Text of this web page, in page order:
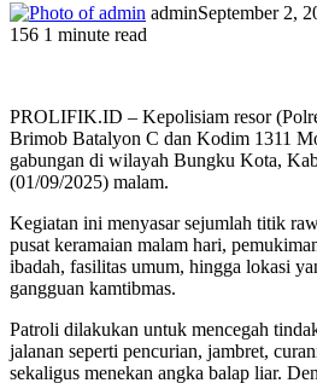
adminSeptember 2,
156 1 minute read
PROLIFIK.ID – Kepolisiam resor
Brimob Batalyon C dan Kodim 1311
gabungan di wilayah Bungku Kota,
(01/09/2025) malam.
Kegiatan ini menyasar sejumlah titik
pusat keramaian malam hari,
ibadah, fasilitas umum, hingga lokasi
gangguan kamtibmas.
Patroli dilakukan untuk mencegah
jalanan seperti pencurian, jambret,
sekaligus menekan angka balap liar.